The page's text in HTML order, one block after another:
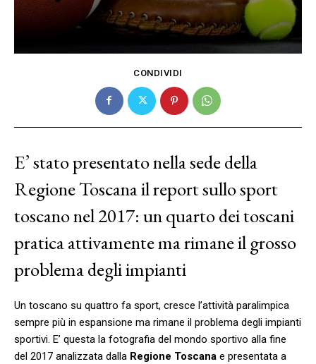
CONDIVIDI
E’ stato presentato nella sede della
Regione Toscana il report sullo sport
toscano nel 2017: un quarto dei toscani
pratica attivamente ma rimane il grosso
problema degli impianti
Un toscano su quattro fa sport, cresce l’attività paralimpica
sempre più in espansione ma rimane il problema degli impianti
sportivi. E’ questa la fotografia del mondo sportivo alla fine
del 2017 analizzata dalla Regione Toscana e presentata a